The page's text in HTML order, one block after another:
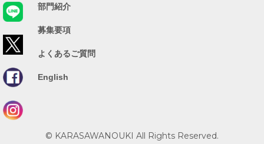
部門紹介
募集要項
よくあるご質問
English
© KARASAWANOUKI All Rights Reserved.